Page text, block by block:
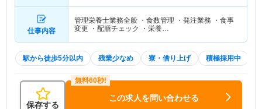
仕事内容
管理栄養士業務全般 ・食数管理 ・発注業務 ・食事
変更 ・配膳チェック ・栄養…
駅から徒歩5分以内 残業少なめ 寮・借り上げ 積極採用中
保存する
この求人を問い合わせる